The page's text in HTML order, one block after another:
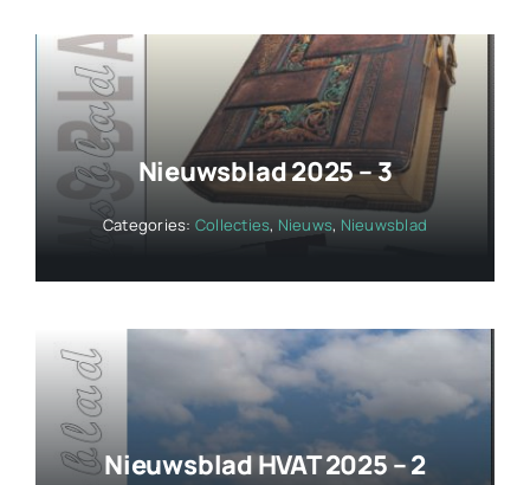
Nieuwsblad 2025 – 3
Categories: Collecties, Nieuws, Nieuwsblad
Nieuwsblad HVAT 2025 – 2